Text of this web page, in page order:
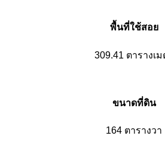
พื้นที่ใช้สอย
309.41 ตารางเม
ขนาดที่ดิน
164 ตารางวา